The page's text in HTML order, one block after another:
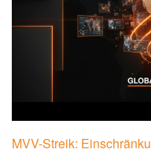
MVV-Streik: